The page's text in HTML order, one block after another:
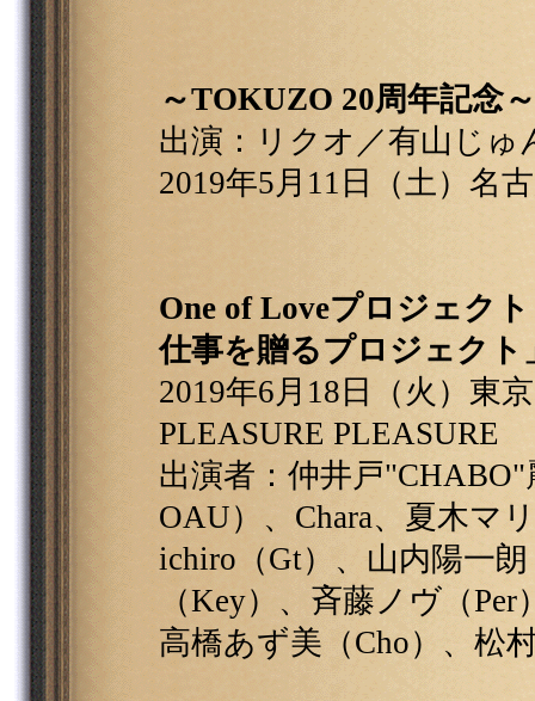
～TOKUZO 20周年記念
出演：リクオ／有山じゅ
2019年5月11日（土）名
One of Loveプロジェク
仕事を贈るプロジェクト
2019年6月18日（火）東
PLEASURE PLEASURE
出演者：仲井戸
OAU）、Chara、夏木マリ
ichiro（Gt）、山内陽一
（Key）、斉藤ノヴ（Per
高橋あず美（Cho）、松